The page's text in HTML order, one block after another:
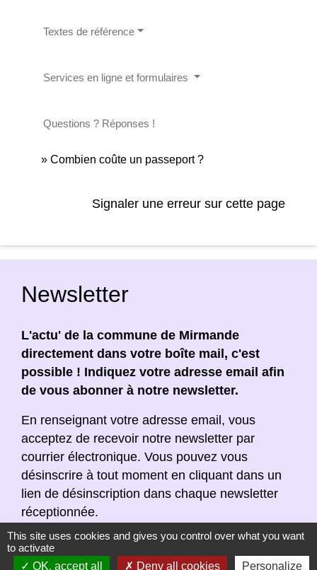
Textes de référence
Services en ligne et formulaires
Questions ? Réponses !
Combien coûte un passeport ?
Signaler une erreur sur cette page
Newsletter
L'actu' de la commune de Mirmande
directement dans votre boîte mail, c'est
possible ! Indiquez votre adresse email afin
de vous abonner à notre newsletter.
En renseignant votre adresse email, vous
acceptez de recevoir notre newsletter par
courrier électronique. Vous pouvez vous
désinscrire à tout moment en cliquant dans un
lien de désinscription dans chaque newsletter
réceptionnée.
This site uses cookies and gives you control over what you want
to activate
OK, accept all
Deny all cookies Personalize